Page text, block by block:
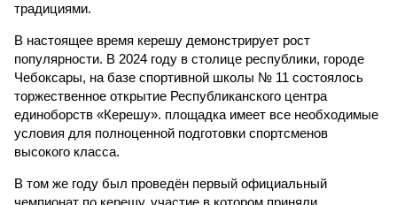
традициями.
В настоящее время керешу демонстрирует рост
популярности. В 2024 году в столице республики, городе
Чебоксары, на базе спортивной школы № 11 состоялось
торжественное открытие Республиканского центра
единоборств «Керешу». площадка имеет все необходимые
условия для полноценной подготовки спортсменов
высокого класса.
В том же году был проведён первый официальный
чемпионат по керешу, участие в котором приняли